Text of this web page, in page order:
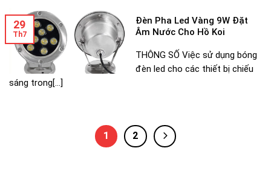
Đèn Pha Led Vàng 9W Đặt
Âm Nước Cho Hồ Koi
THÔNG SỐ Việc sử dụng bóng
đèn led cho các thiết bị chiếu
sáng trong[...]
29
Th7
1 2